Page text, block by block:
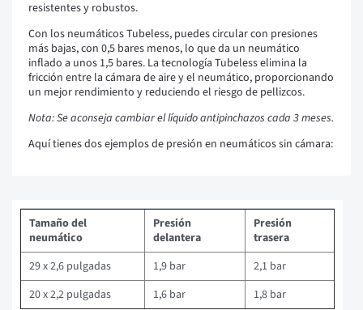
resistentes y robustos.
Con los neumáticos Tubeless, puedes circular con presiones
más bajas, con 0,5 bares menos, lo que da un neumático
inflado a unos 1,5 bares. La tecnología Tubeless elimina la
fricción entre la cámara de aire y el neumático, proporcionando
un mejor rendimiento y reduciendo el riesgo de pellizcos.
Nota: Se aconseja cambiar el líquido antipinchazos cada 3 meses.
Aquí tienes dos ejemplos de presión en neumáticos sin cámara:
Tamaño del
neumático
Presión
delantera
Presión
trasera
29 x 2,6 pulgadas
1,9 bar
2,1 bar
20 x 2,2 pulgadas
1,6 bar 1,8 bar